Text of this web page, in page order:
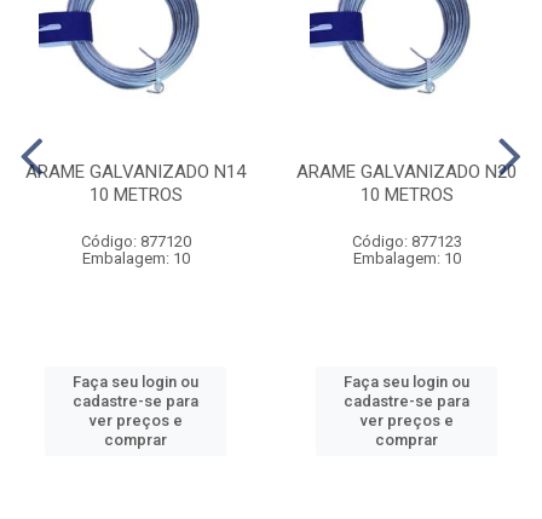
ARAME GALVANIZADO N14
10 METROS
Código: 877120
Embalagem: 10
Faça seu login ou
cadastre-se para
ver preços e
comprar
ARAME GALVANIZADO N20
10 METROS
Código: 877123
Embalagem: 10
Faça seu login ou
cadastre-se para
ver preços e
comprar